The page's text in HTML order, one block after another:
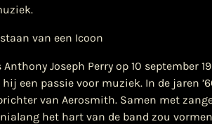
van een Icoon
Anthony Joseph Perry op 10 september
een passie voor muziek. In de jaren
van Aerosmith. Samen met
het hart van de band zou